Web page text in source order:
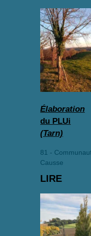
Élaboration
du PLUi
(Tarn)
81 -
Causse
LIRE